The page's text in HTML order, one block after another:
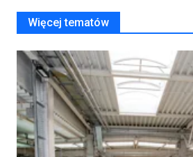
Więcej tematów